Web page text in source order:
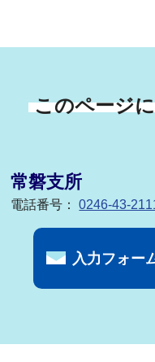
このページ
常磐支所
電話番号：0246-43-
入力フォー